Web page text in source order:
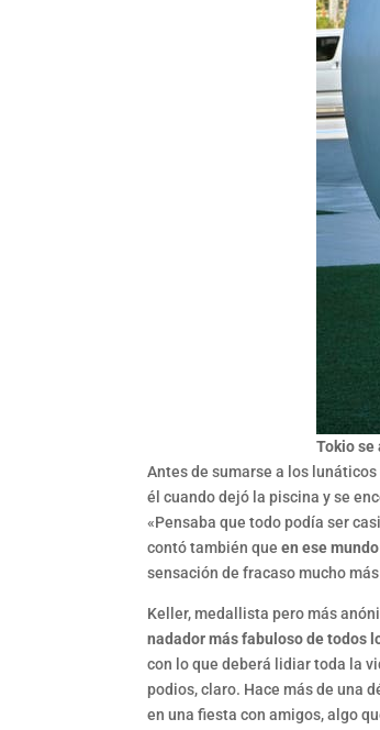
Tokio se
Antes de sumarse a los
él cuando dejó la piscina y se
«Pensaba que todo podía ser
contó también queen ese
sensación de fracaso mucho
Keller, medallista pero más
nadador más fabuloso de todos
con lo que deberá lidiar toda la
podios, claro. Hace más de una
en una fiesta con amigos, algo